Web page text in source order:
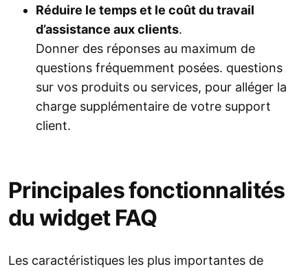
Réduire le temps et le coût du travail
d’assistance aux clients.
Donner des réponses au maximum de
questions fréquemment posées. questions
sur vos produits ou services, pour alléger la
charge supplémentaire de votre support
client.
Principales fonctionnalités
du widget FAQ
Les caractéristiques les plus importantes de